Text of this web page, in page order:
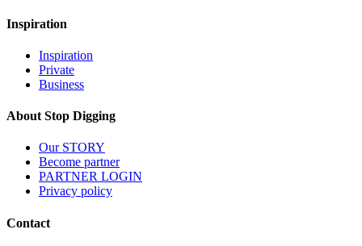
Inspiration
Inspiration
Private
Business
About Stop Digging
Our STORY
Become partner
PARTNER LOGIN
Privacy policy
Contact